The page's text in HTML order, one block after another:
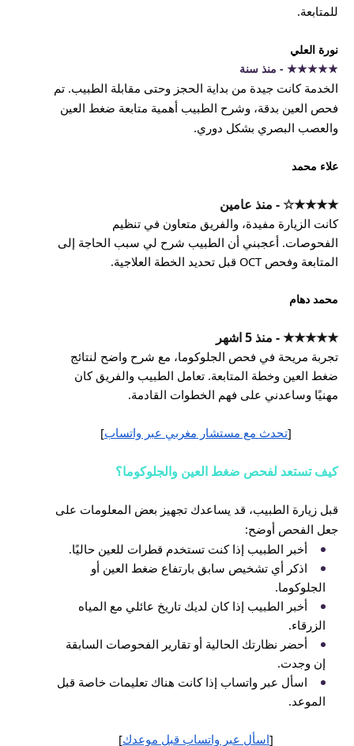
للمتابعة.
نورة العلي
★★★★★ - منذ سنة
الخدمة كانت جيدة من بداية الحجز وحتى مقابلة الطبيب. تم
فحص العين بدقة، وشرح الطبيب أهمية متابعة ضغط العين
والعصب البصري بشكل دوري.
علاء محمد
★★★★☆ - منذ عامين
كانت الزيارة مفيدة، والفريق متعاون في تنظيم
الفحوصات. أعجبني أن الطبيب شرح لي سبب الحاجة إلى
المتابعة وفحص OCT قبل تحديد الخطة العلاجية.
محمد دهام
★★★★★ - منذ 5 اشهر
تجربة مريحة في فحص الجلوكوما، مع شرح واضح لنتائج
ضغط العين وخطة المتابعة. تعامل الطبيب والفريق كان
مهنيًا وساعدني على فهم الخطوات القادمة.
[تحدث مع مستشار مغربي عبر واتساب]
كيف تستعد لفحص ضغط العين والجلوكوما؟
قبل زيارة الطبيب، قد يساعدك تجهيز بعض المعلومات على
جعل الفحص أوضح:
أخبر الطبيب إذا كنت تستخدم قطرات للعين حاليًا.
اذكر أي تشخيص سابق بارتفاع ضغط العين أو
الجلوكوما.
أخبر الطبيب إذا كان لديك تاريخ عائلي مع المياه
الزرقاء.
أحضر نظارتك الحالية أو تقارير الفحوصات السابقة
إن وجدت.
اسأل عبر واتساب إذا كانت هناك تعليمات خاصة قبل
الموعد.
[اسأل عبر واتساب قبل موعدك]